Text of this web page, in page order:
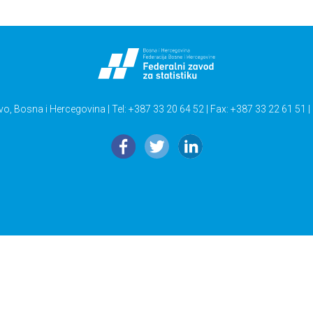
Bosna i Hercegovina | Tel: +387 33 20 64 52 | Fax: +387 33 22 61 51